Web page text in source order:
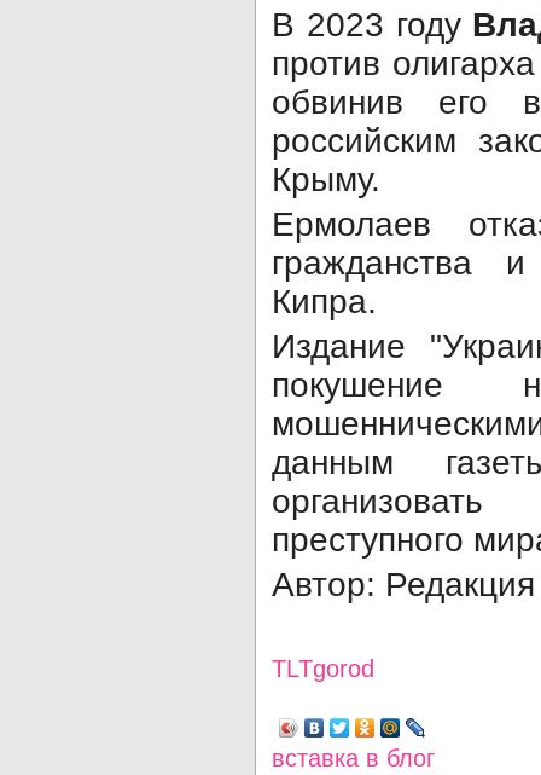
В 2023 году
против
обвинив его
российским
Крыму.
Ермолаев
гражданства
Кипра.
Издание
покушение
данным
преступного
Автор:
TLTgorod
вставка в блог